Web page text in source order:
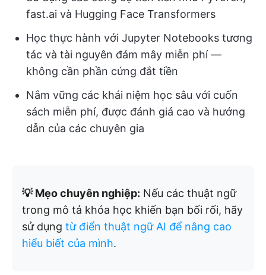
fast.ai và Hugging Face Transformers
Học thực hành với Jupyter Notebooks tương
tác và tài nguyên đám mây miễn phí —
không cần phần cứng đắt tiền
Nắm vững các khái niệm học sâu với cuốn
sách miễn phí, được đánh giá cao và hướng
dẫn của các chuyên gia
💡 Mẹo chuyên nghiệp: Nếu các thuật ngữ
trong mô tả khóa học khiến bạn bối rối, hãy
sử dụng từ điển thuật ngữ AI để nâng cao
hiểu biết của mình.